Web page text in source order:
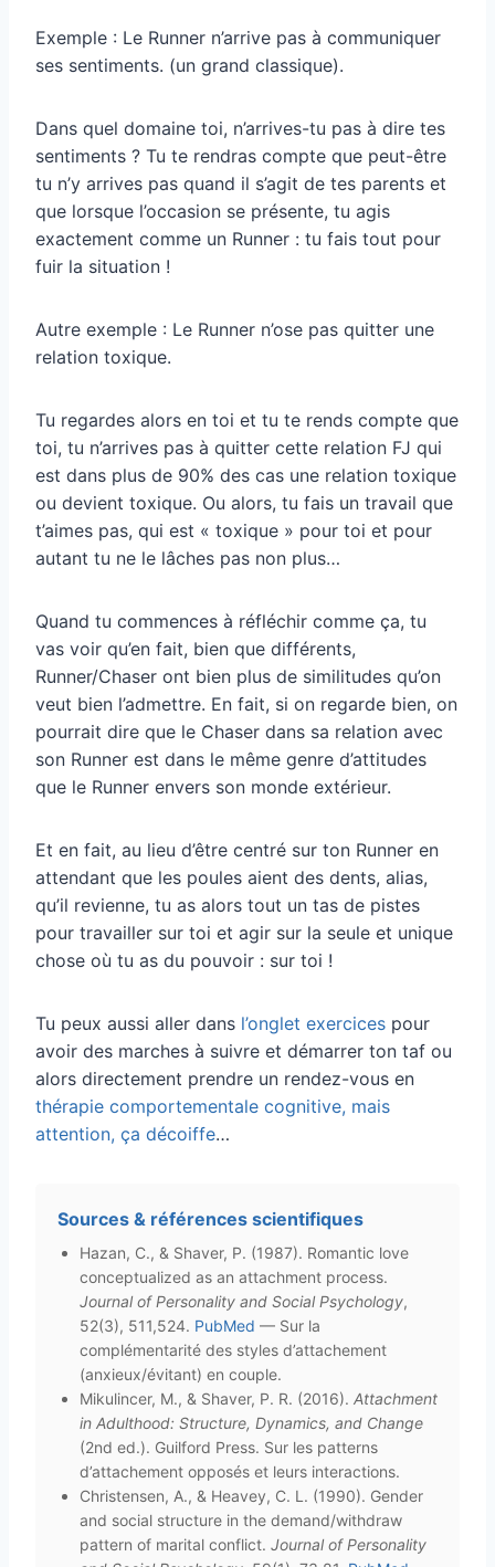
Exemple : Le Runner n’arrive pas à communiquer
ses sentiments. (un grand classique).
Dans quel domaine toi, n’arrives-tu pas à dire tes
sentiments ? Tu te rendras compte que peut-être
tu n’y arrives pas quand il s’agit de tes parents et
que lorsque l’occasion se présente, tu agis
exactement comme un Runner : tu fais tout pour
fuir la situation !
Autre exemple : Le Runner n’ose pas quitter une
relation toxique.
Tu regardes alors en toi et tu te rends compte que
toi, tu n’arrives pas à quitter cette relation FJ qui
est dans plus de 90% des cas une relation toxique
ou devient toxique. Ou alors, tu fais un travail que
t’aimes pas, qui est « toxique » pour toi et pour
autant tu ne le lâches pas non plus…
Quand tu commences à réfléchir comme ça, tu
vas voir qu’en fait, bien que différents,
Runner/Chaser ont bien plus de similitudes qu’on
veut bien l’admettre. En fait, si on regarde bien, on
pourrait dire que le Chaser dans sa relation avec
son Runner est dans le même genre d’attitudes
que le Runner envers son monde extérieur.
Et en fait, au lieu d’être centré sur ton Runner en
attendant que les poules aient des dents, alias,
qu’il revienne, tu as alors tout un tas de pistes
pour travailler sur toi et agir sur la seule et unique
chose où tu as du pouvoir : sur toi !
Tu peux aussi aller dans l’onglet exercices pour
avoir des marches à suivre et démarrer ton taf ou
alors directement prendre un rendez-vous en
thérapie comportementale cognitive, mais
attention, ça décoiffe…
Sources & références scientifiques
Hazan, C., & Shaver, P. (1987). Romantic love
conceptualized as an attachment process.
Journal of Personality and Social Psychology,
52(3), 511,524. PubMed — Sur la
complémentarité des styles d’attachement
(anxieux/évitant) en couple.
Mikulincer, M., & Shaver, P. R. (2016). Attachment
in Adulthood: Structure, Dynamics, and Change
(2nd ed.). Guilford Press. Sur les patterns
d’attachement opposés et leurs interactions.
Christensen, A., & Heavey, C. L. (1990). Gender
and social structure in the demand/withdraw
pattern of marital conflict. Journal of Personality